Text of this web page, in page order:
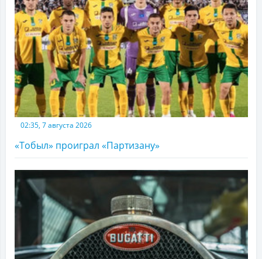
02:35, 7 августа 2026
«Тобыл» проиграл «Партизану»